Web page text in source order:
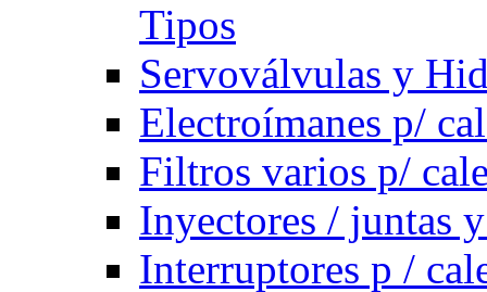
Tipos
Servoválvulas y
Electroímanes p/
Filtros varios p/
Inyectores / juntas
Interruptores p /